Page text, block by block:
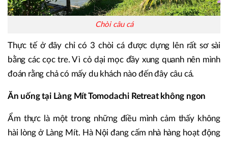
Chòi câu cá
Thực tế ở đây chỉ có 3 chòi cá được dựng lên rất sơ sài
bằng các cọc tre. Vì cỏ dại mọc đầy xung quanh nên mình
đoán rằng chả có mấy du khách nào đến đây câu cá.
Ăn uống tại Làng Mít Tomodachi Retreat không ngon
Ẩm thực là một trong những điều mình cảm thấy không
hài lòng ở Làng Mít. Hà Nội đang cấm nhà hàng hoạt động